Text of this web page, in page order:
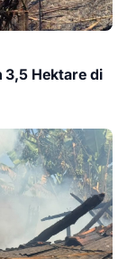
3,5 Hektare di